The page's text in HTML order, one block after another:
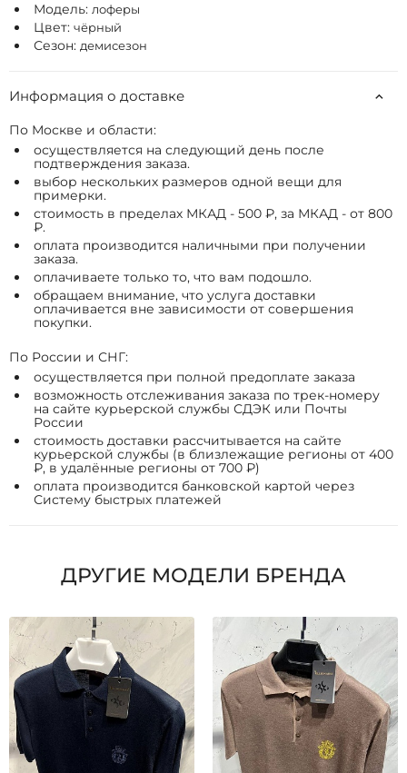
Модель: лоферы
Цвет: чёрный
Сезон: демисезон
Информация о доставке
По Москве и области:
осуществляется на следующий день после
подтверждения заказа.
выбор нескольких размеров одной вещи для
примерки.
стоимость в пределах МКАД - 500 ₽, за МКАД - от 800
₽.
оплата производится наличными при получении
заказа.
оплачиваете только то, что вам подошло.
обращаем внимание, что услуга доставки
оплачивается вне зависимости от совершения
покупки.
По России и СНГ:
осуществляется при полной предоплате заказа
возможность отслеживания заказа по трек-номеру
на сайте курьерской службы СДЭК или Почты
России
стоимость доставки рассчитывается на сайте
курьерской службы (в близлежащие регионы от 400
₽, в удалённые регионы от 700 ₽)
оплата производится банковской картой через
Систему быстрых платежей
ДРУГИЕ МОДЕЛИ БРЕНДА